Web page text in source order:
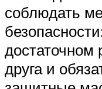
соблюдать
достаточном
друга и